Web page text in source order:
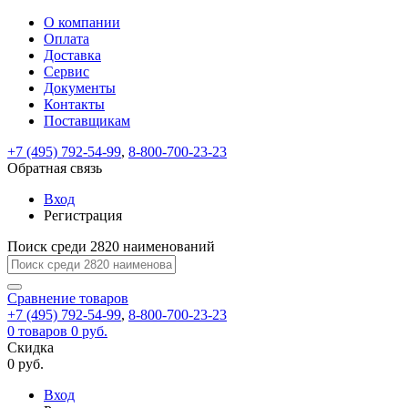
ВходРегистрация
test@example.com
отправлена
по
ней
завершения
регистрации.
Ок
Запомнить
меня
Забыли
Восстановление
пароля
Заполните
форму.
Мы
отправим
ссылку
указанный
электронный
перейдя
по
которой
вы
задать
На
вашу
почту
test@test.ru
ссылка.
Перейдите
по
для
смены
пароля.
Введите
новый
пароль
Сменить
Пароль
успешно
восстановлен
Обратная
связь
Сообщение
пользовательского
сообщение
успешно
отправлено.
О компании
Оплата
Доставка
Сервис
Документы
Контакты
Поставщикам
+7 (495) 792-54-99, 8-800-700-23-23
Обратная связь
Вход
Регистрация
Поиск среди 2820 наименований
Сравнение товаров
+7 (495) 792-54-99, 8-800-700-23-23
0 товаров 0 руб.
Скидка
0 руб.
Вход